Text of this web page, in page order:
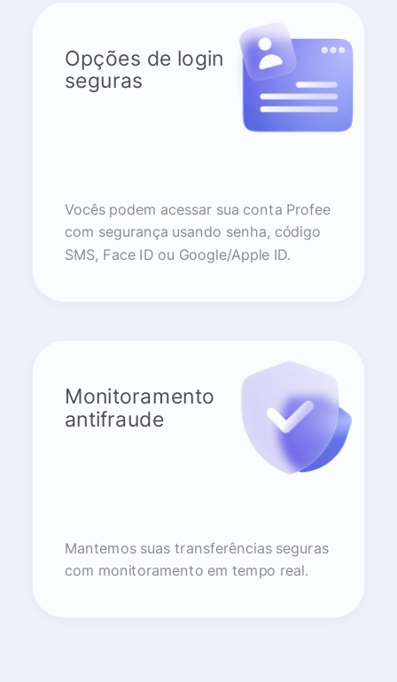
Opções de login
seguras
Vocês podem acessar sua conta Profee
com segurança usando senha, código
SMS, Face ID ou Google/Apple ID.
Monitoramento
antifraude
Mantemos suas transferências seguras
com monitoramento em tempo real.